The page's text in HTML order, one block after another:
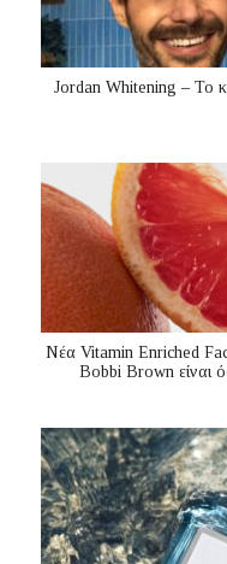
Jordan Whitening – Το
Nέα Vitamin Enriched
Bobbi Brown είναι